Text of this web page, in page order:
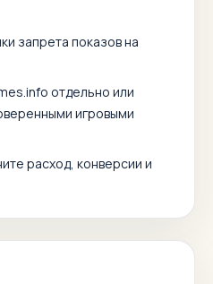
запрета показов на
отдельно или
игровыми
расход, конверсии и